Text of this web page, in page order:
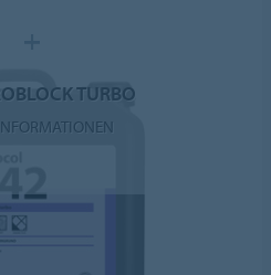
TURBO